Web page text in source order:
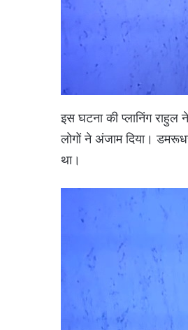
इस घटना की प्लानिंग
लोगों ने अंजाम दिया।
था।